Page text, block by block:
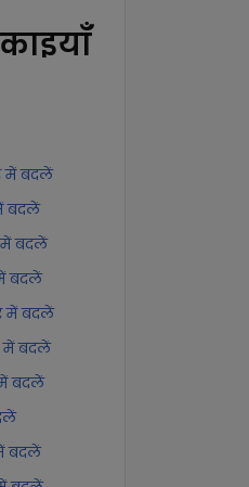
में बदलें
में बदलें
में बदलें
में बदलें
में बदलें
में बदलें
में बदलें
में बदलें